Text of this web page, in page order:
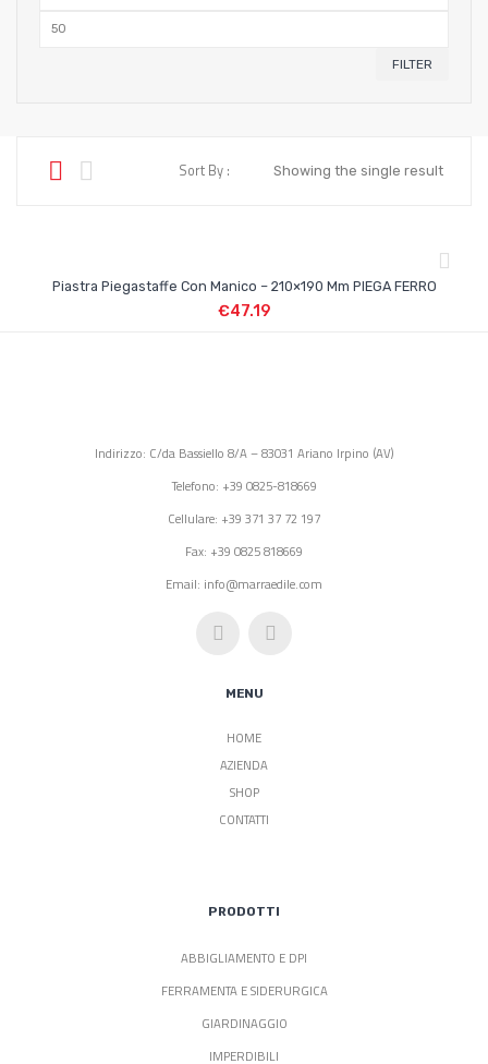
Max
FILTER
Showing the single result
Sort By :
Piastra Piegastaffe Con Manico – 210×190 Mm PIEGA FERRO
€47.19
Indirizzo: C/da Bassiello 8/A – 83031 Ariano Irpino (AV)
Telefono: +39 0825-818669
Cellulare: +39 371 37 72 197
Fax: +39 0825 818669
Email: info@marraedile.com
MENU
HOME
AZIENDA
SHOP
CONTATTI
PRODOTTI
ABBIGLIAMENTO E DPI
FERRAMENTA E SIDERURGICA
GIARDINAGGIO
IMPERDIBILI